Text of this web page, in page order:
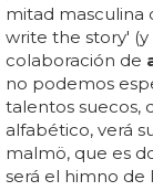
mitad masculina
write the story'
colaboración de
no podemos
talentos suecos,
alfabético, verá
malmö, que es
será el himno de